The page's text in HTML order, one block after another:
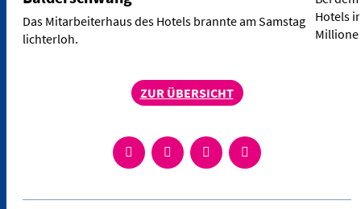
Das Mitarbeiterhaus des Hotels brannte am Samstag
lichterloh.
Hotels
ZUR ÜBERSICHT